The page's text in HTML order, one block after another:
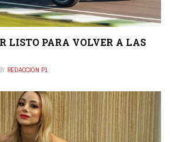
LISTO PARA VOLVER A LAS
REDACCIÓN P1